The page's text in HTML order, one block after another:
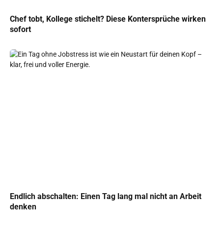
Chef tobt, Kollege stichelt? Diese Kontersprüche wirken
sofort
Endlich abschalten: Einen Tag lang mal nicht an Arbeit
denken